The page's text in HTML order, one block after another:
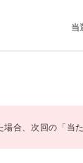
当
合、次回の「当